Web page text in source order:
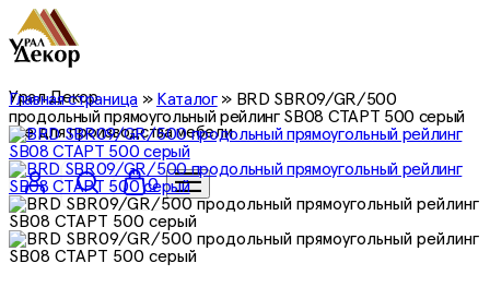
Урал Декор
все для производства мебели
0
Главная страница» Каталог» BRD SBR09/GR/500
продольный прямоугольный рейлинг SB08 СТАРТ 500 серый